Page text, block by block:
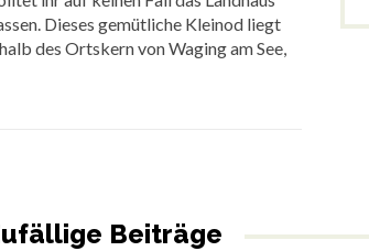
Dieses gemütliche Kleinod liegt
des Ortskern von Waging am See,
Beiträge